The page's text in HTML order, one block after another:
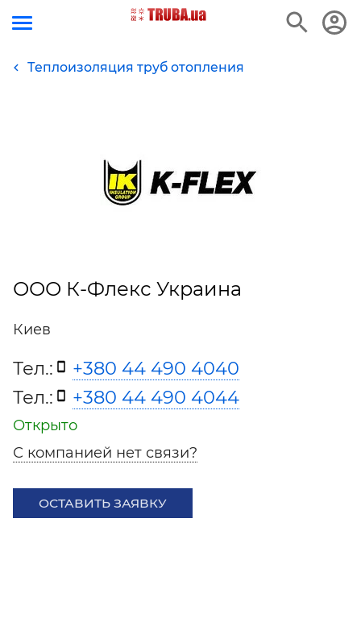
Теплоизоляция труб отопления
ООО К-Флекс Украина
Киев
Тел.:
+380 44 490 4040
Тел.:
+380 44 490 4044
Открыто
С компанией нет связи?
ОСТАВИТЬ ЗАЯВКУ